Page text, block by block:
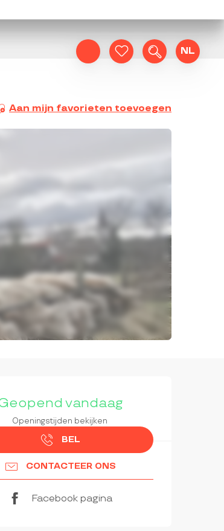
Zoek op
NL
aux favoris
Aan mijn favorieten toevoegen
EN
vandaag
Openingstijden bekijken
BEL
CONTACTEER ONS
Facebook pagina